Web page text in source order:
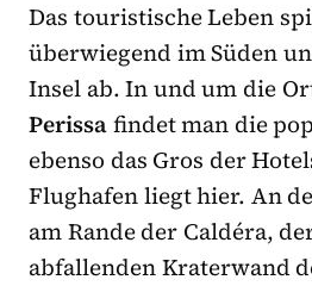
Das touristische Leben
überwiegend im Süden
Insel ab. In und um die
Perissafindet man die
ebenso das Gros der
Flughafen liegt hier. An
am Rande der Caldéra,
abfallenden Kraterwand